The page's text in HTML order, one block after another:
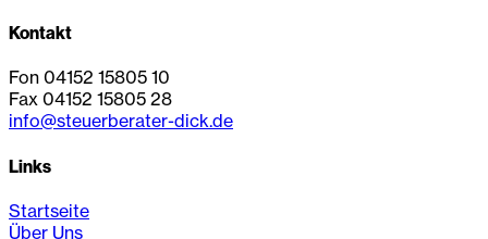
Kontakt
Fon 04152 15805 10
Fax 04152 15805 28
info@steuerberater-dick.de
Links
Startseite
Über Uns